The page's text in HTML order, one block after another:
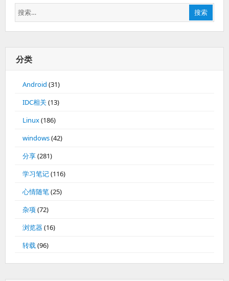
搜
索：
搜索
分类
Android (31)
IDC相关(13)
Linux(186)
windows(42)
分享(281)
学习笔记(116)
心情随笔(25)
杂项 (72)
浏览器(16)
转载(96)